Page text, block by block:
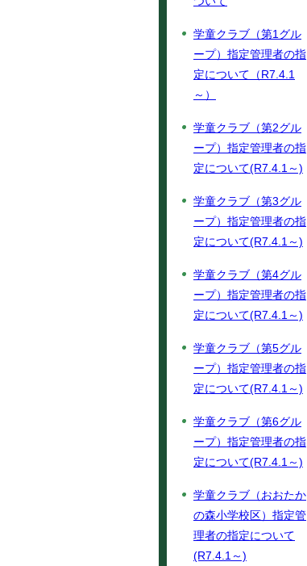
学童クラブ（第1グル
ープ）指定管理者の指
定について（R7.4.1
～）
学童クラブ（第2グル
ープ）指定管理者の指
定について(R7.4.1～)
学童クラブ（第3グル
ープ）指定管理者の指
定について(R7.4.1～)
学童クラブ（第4グル
ープ）指定管理者の指
定について(R7.4.1～)
学童クラブ（第5グル
ープ）指定管理者の指
定について(R7.4.1～)
学童クラブ（第6グル
ープ）指定管理者の指
定について(R7.4.1～)
学童クラブ（おおたか
の森小学校区）指定管
理者の指定について
(R7.4.1～)